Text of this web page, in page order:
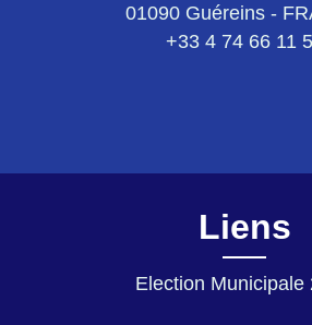
01090 Guéreins -
+33 4 74 66 11
Liens
Election Municipale